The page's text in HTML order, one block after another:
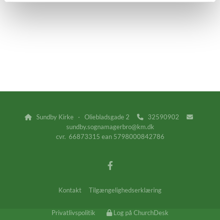
Sundby Kirke · Oliebladsgade 2 32590902 
sundby.sognamagerbro@km.dk
cvr. 66873315 ean 5798000842786
Kontakt Tilgængelighedserklæring
Privatlivspolitik Log på ChurchDesk